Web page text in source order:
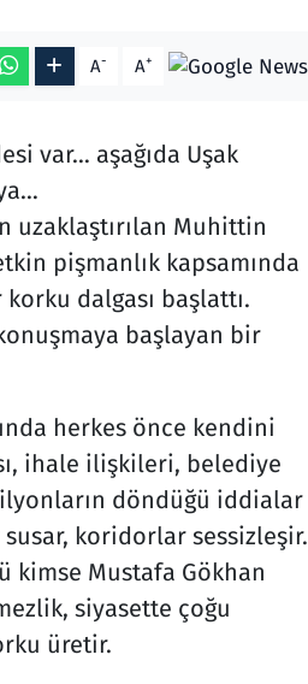
A- A+
var… aşağıda Uşak
uzaklaştırılan Muhittin
pişmanlık kapsamında
dalgası başlattı.
başlayan bir
herkes önce kendini
ihale ilişkileri, belediye
döndüğü iddialar
koridorlar sessizleşir.
kimse Mustafa Gökhan
siyasette çoğu
üretir.